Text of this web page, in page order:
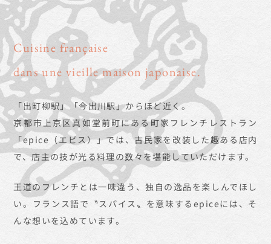
Cuisine française
dans une vieille maison japonaise.
「出町柳駅」「今出川駅」からほど近く。
京都市上京区真如堂前町にある町家フレンチレストラン
「epice（エピス）」では、古民家を改装した趣ある店内
で、店主の技が光る料理の数々を堪能していただけます。
王道のフレンチとは一味違う、独自の逸品を楽しんでほし
い。フランス語で〝スパイス〟を意味するepiceには、そ
んな想いを込めています。